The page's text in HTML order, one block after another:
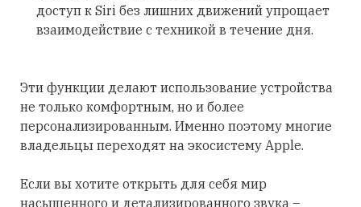
доступ к Siri без лишних движений упрощает
взаимодействие с техникой в течение дня.
Эти функции делают использование устройства
не только комфортным, но и более
персонализированным. Именно поэтому многие
владельцы переходят на экосистему Apple.
Если вы хотите открыть для себя мир
насыщенного и детализированного звука –